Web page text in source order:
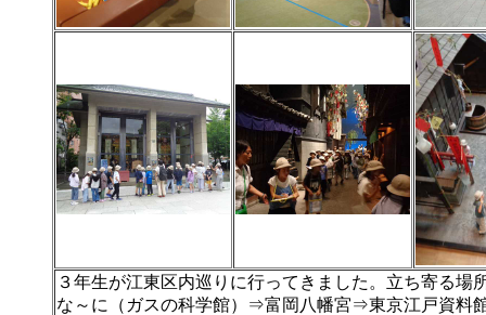
３年生が江東区内巡りに行ってきました。立ち寄る場
な～に（ガスの科学館）⇒富岡八幡宮⇒東京江戸資料